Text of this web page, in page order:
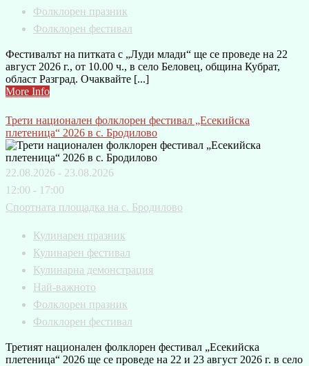
Фолклорен празник
Фолклорен фестивал
Фестивалът на питката с „Луди млади“ ще се проведе на 22
август 2026 г., от 10.00 ч., в село Беловец, община Кубрат,
област Разград. Очаквайте [...]
More Info
Трети национален фолклорен фестивал „Есекийска
плетеница“ 2026 в с. Бродилово
22.08.2026 - 23.08.2026
12:00 - 17:00
Спортната площадка на с. Бродилово
Кулинарен празник
Кулинарен фестивал
Кулинарна демонстрация
Най-важното
Фолклорен празник
Фолклорен фестивал
Третият национален фолклорен фестивал „Есекийска
плетеница“ 2026 ще се проведе на 22 и 23 август 2026 г. в село